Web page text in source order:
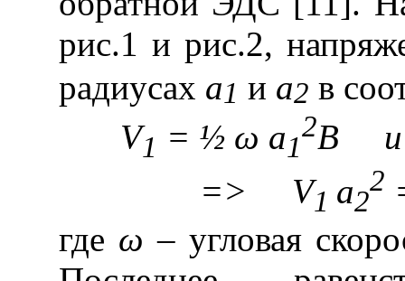
рис.1 и рис.2,
радиусах a1 и a2 в
V1 = ½ ω a1
2B
и
=>
V1 a2
2
где ω – угловая